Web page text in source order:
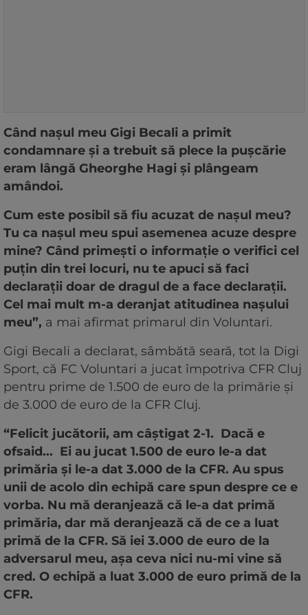
Când naşul meu Gigi Becali a primit
condamnare şi a trebuit să plece la puşcărie
eram lângă Gheorghe Hagi şi plângeam
amândoi.
Cum este posibil să fiu acuzat de naşul meu?
Tu ca naşul meu spui asemenea acuze despre
mine? Când primeşti o informaţie o verifici cel
puţin din trei locuri, nu te apuci să faci
declaraţii doar de dragul de a face declaraţii.
Cel mai mult m-a deranjat atitudinea naşului
meu”, a mai afirmat primarul din Voluntari.
Gigi Becali a declarat, sâmbătă seară, tot la Digi
Sport, că FC Voluntari a jucat împotriva CFR Cluj
pentru prime de 1.500 de euro de la primărie şi
de 3.000 de euro de la CFR Cluj.
“Felicit jucătorii, am câştigat 2-1. Dacă e
ofsaid... Ei au jucat 1.500 de euro le-a dat
primăria şi le-a dat 3.000 de la CFR. Au spus
unii de acolo din echipă care spun despre ce e
vorba. Nu mă deranjează că le-a dat primă
primăria, dar mă deranjează că de ce a luat
primă de la CFR. Să iei 3.000 de euro de la
adversarul meu, aşa ceva nici nu-mi vine să
cred. O echipă a luat 3.000 de euro primă de la
CFR.